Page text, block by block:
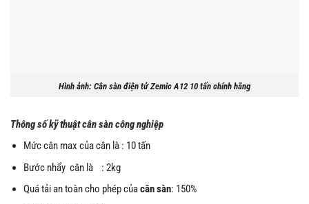
Hình ảnh: Cân sàn điện tử Zemic A12 10 tấn chính hãng
Thông số kỹ thuật cân sàn công nghiệp
Mức cân max của cân là : 10 tấn
Bước nhẩy cân là : 2kg
Quá tải an toàn cho phép củacân sàn: 150%